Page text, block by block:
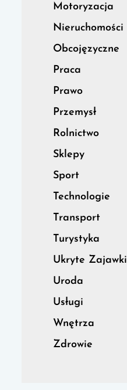
Motoryzacja
Nieruchomości
Obcojęzyczne
Praca
Prawo
Przemysł
Rolnictwo
Sklepy
Sport
Technologie
Transport
Turystyka
Ukryte Zajawki
Uroda
Usługi
Wnętrza
Zdrowie